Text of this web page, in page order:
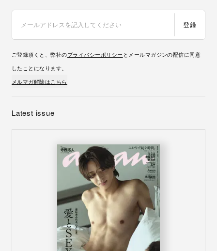
登録
ご登録頂くと、弊社のプライバシーポリシー とメールマガジンの配信に同意
したことになります。
メルマガ解除はこちら
Latest issue